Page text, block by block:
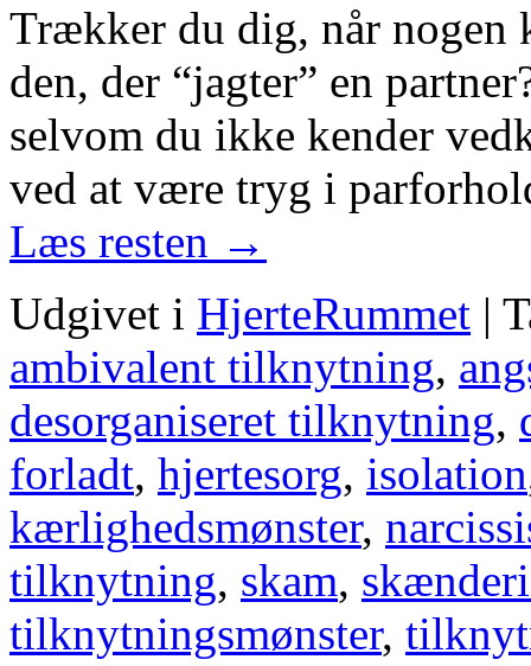
Trækker du dig, når nogen
den, der “jagter” en
selvom du ikke kender
ved at være tryg i
Læs resten →
Udgivet i HjerteRummet |
ambivalent tilknytning,
desorganiseret tilknytning,
forladt, hjertesorg, isolation
kærlighedsmønster,
tilknytning, skam,
tilknytningsmønster,